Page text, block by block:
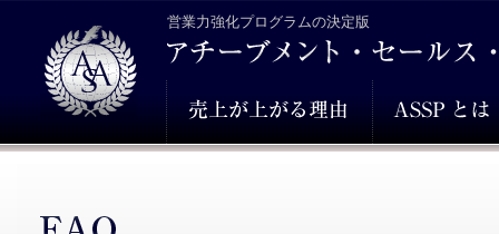
営業力強化プログラムの決定版